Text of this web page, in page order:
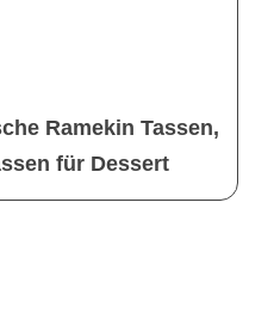
Ramekin Tassen,
für Dessert